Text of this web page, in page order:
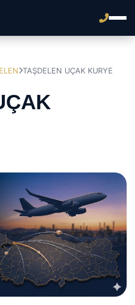
TAŞDELEN UÇAK KURYE